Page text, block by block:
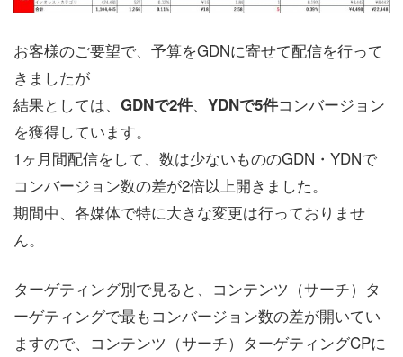
お客様のご要望で、予算をGDNに寄せて配信を行って
きましたが
結果としては、 GDNで2件、 YDNで5件コンバージョン
を獲得しています。
1ヶ月間配信をして、数は少ないもののGDN・YDNで
コンバージョン数の差が2倍以上開きました。
期間中、各媒体で特に大きな変更は行っておりませ
ん。
ターゲティング別で見ると、コンテンツ（サーチ）タ
ーゲティングで最もコンバージョン数の差が開いてい
ますので、コンテンツ（サーチ）ターゲティングCPに